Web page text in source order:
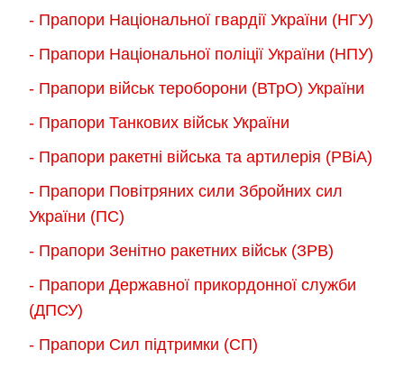
- Прапори Національної гвардії України (НГУ)
- Прапори Національної поліції України (НПУ)
- Прапори військ тероборони (ВТрО) України
- Прапори Танкових військ України
- Прапори ракетні війська та артилерія (РВіА)
- Прапори Повітряних сили Збройних сил
України (ПС)
- Прапори Зенітно ракетних військ (ЗРВ)
- Прапори Державної прикордонної служби
(ДПСУ)
- Прапори Сил підтримки (СП)